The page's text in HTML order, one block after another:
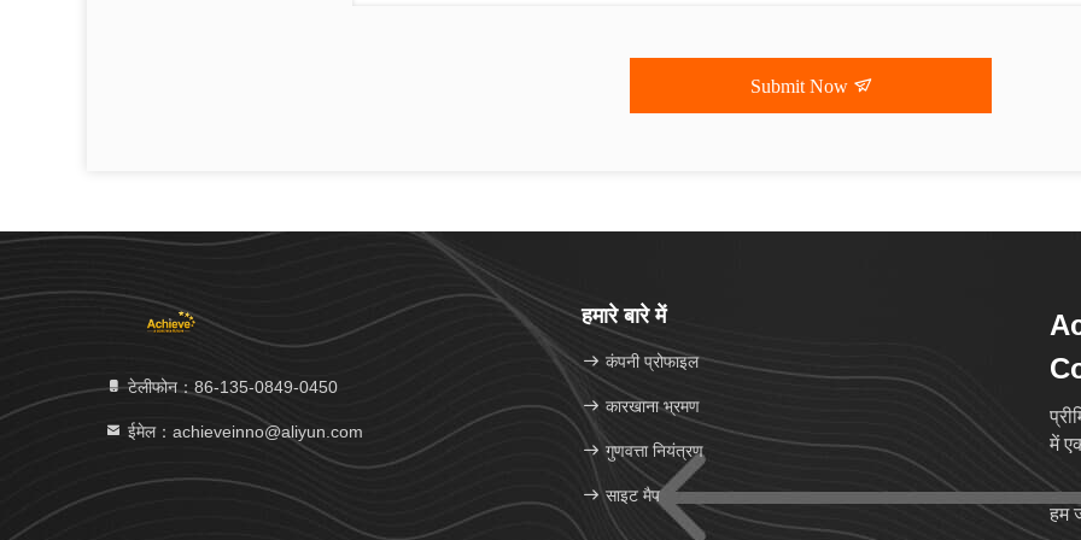
Submit Now
टेलीफोन：86-135-0849-0450
ईमेल：achieveinno@aliyun.com
हमारे बारे में
कंपनी प्रोफाइल
कारखाना भ्रमण
गुणवत्ता नियंत्रण
साइट मैप
में
हम